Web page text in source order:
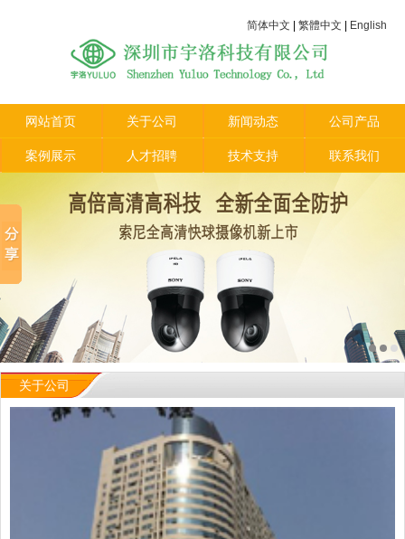
简体中文 繁體中文 English
网站首页 关于公司 新闻动态 公司产品
案例展示 人才招聘 技术支持 联系我们
关于公司